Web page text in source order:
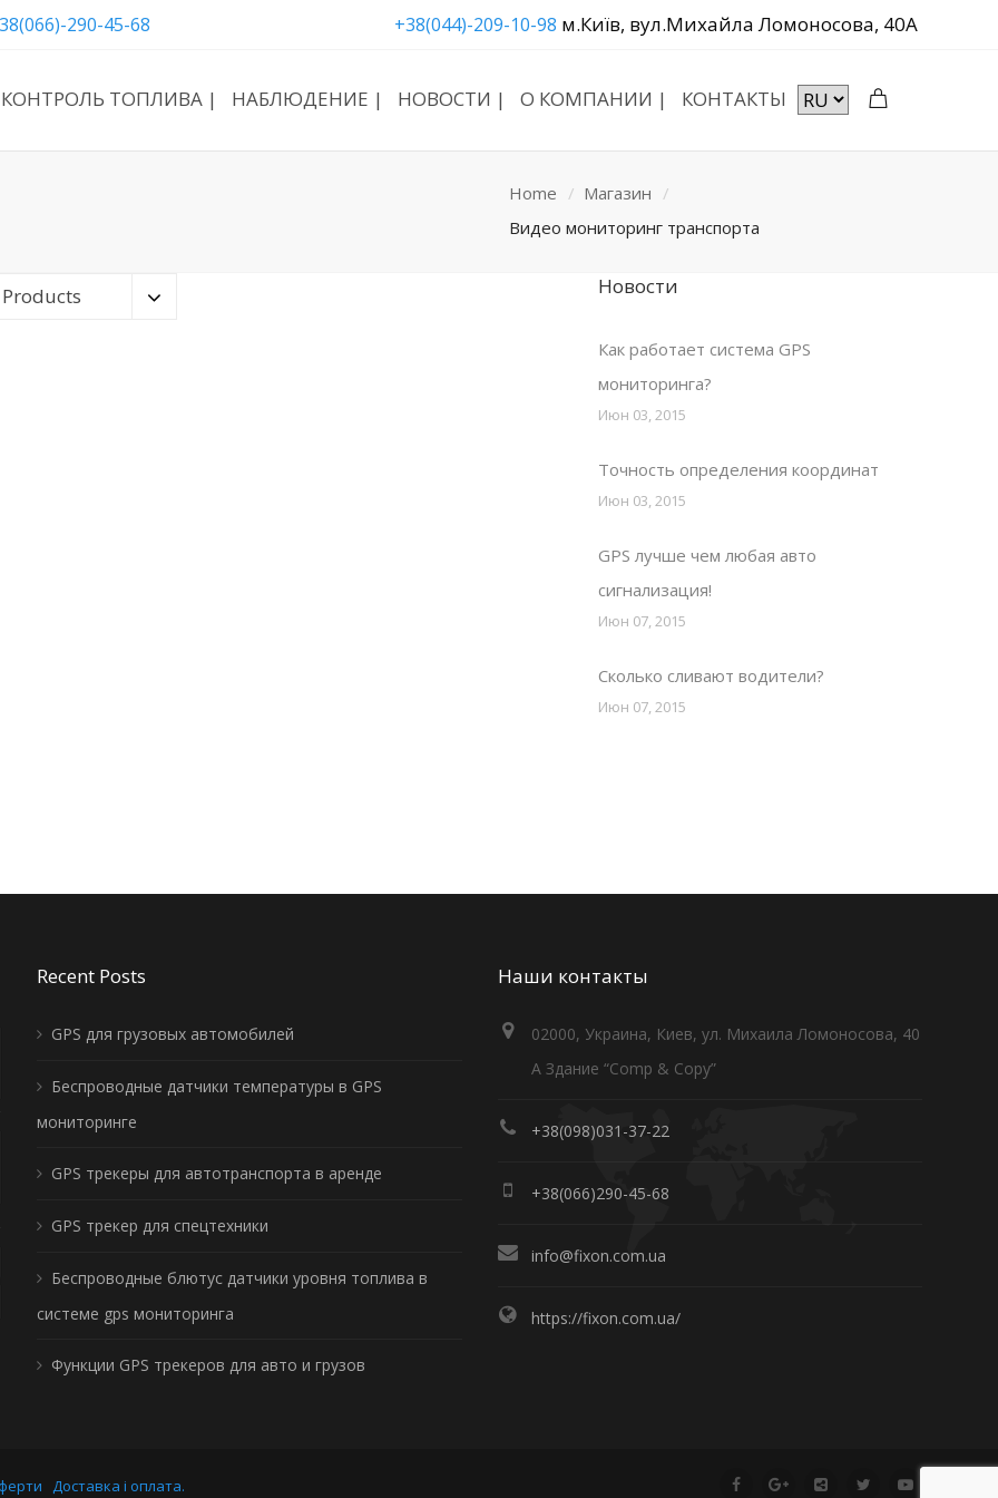
290-45-68 +38(044)-209-10-98 м.Київ, вул.Михайла Ломоносова, 40А
КОНТРОЛЬ ТОПЛИВА | НАБЛЮДЕНИЕ | НОВОСТИ | О КОМПАНИИ | КОНТАКТЫ
Home
Магазин
Видео мониторинг транспорта
Новости
Как работает система GPS
мониторинга?
Июн 03, 2015
Точность определения координат
Июн 03, 2015
GPS лучше чем любая авто
сигнализация!
Июн 07, 2015
Сколько сливают водители?
Июн 07, 2015
Recent Posts
GPS для грузовых автомобилей
Беспроводные датчики температуры в GPS
мониторинге
GPS трекеры для автотранспорта в аренде
GPS трекер для спецтехники
Беспроводные блютус датчики уровня топлива в
системе gps мониторинга
Функции GPS трекеров для авто и грузов
Наши контакты
02000, Украина, Киев, ул. Михаила Ломоносова, 40
А Здание “Comp & Copy”
+38(098)031-37-22
+38(066)290-45-68
info@fixon.com.ua
https://fixon.com.ua/
Доставка і оплата.